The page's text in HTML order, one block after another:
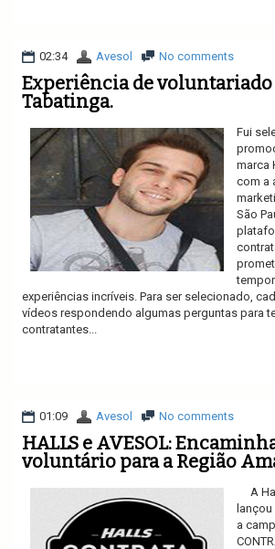
02:34 Avesol No comments
Experiência de voluntariado
Tabatinga.
Fui
marca
com a
São
experiências incríveis. Para ser selecionado,
vídeos respondendo algumas perguntas para
contratantes...
01:09 Avesol No comments
HALLS e AVESOL:
voluntário para a Região
A
lançou
a